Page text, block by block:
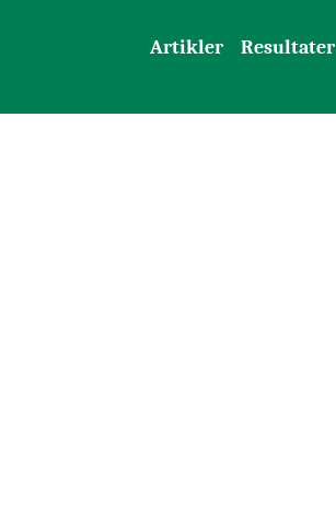
Artikler Resultater